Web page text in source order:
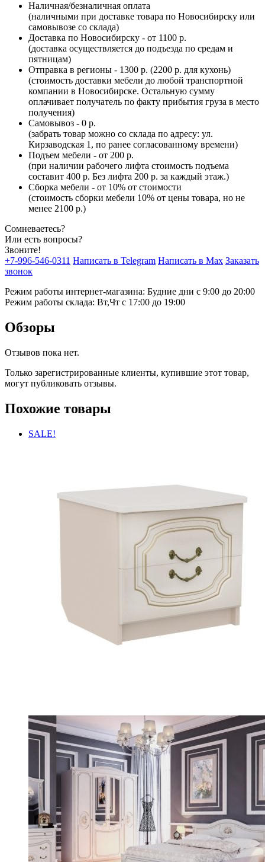
Наличная/безналичная оплата
(наличными при доставке товара по Новосибирску или
самовывозе со склада)
Доставка по Новосибирску - от 1100 р.
(доставка осуществляется до подъезда по средам и
пятницам)
Отправка в регионы - 1300 р. (2200 р. для кухонь)
(стоимость доставки мебели до любой транспортной
компании в Новосибирске. Остальную сумму
оплачивает получатель по факту прибытия груза в место
получения)
Самовывоз - 0 р.
(забрать товар можно со склада по адресу: ул.
Кирзаводская 1, по ранее согласованному времени)
Подъем мебели - от 200 р.
(при наличии рабочего лифта стоимость подъема
составит 400 р. Без лифта 200 р. за каждый этаж.)
Сборка мебели - от 10% от стоимости
(стоимость сборки мебели 10% от цены товара, но не
менее 2100 р.)
Сомневаетесь?
Или есть вопросы?
Звоните!
+7-996-546-0311 Написать в Telegram Написать в Max Заказать
звонок
Режим работы интернет-магазина: Будние дни с 9:00 до 20:00
Режим работы склада: Вт,Чт с 17:00 до 19:00
Обзоры
Отзывов пока нет.
Только зарегистрированные клиенты, купившие этот товар,
могут публиковать отзывы.
Похожие товары
SALE!